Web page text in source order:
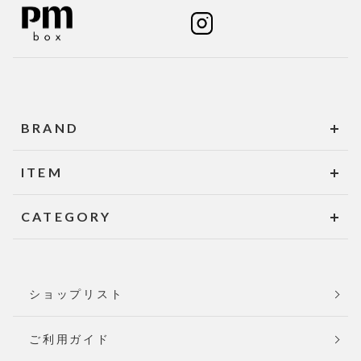
BRAND
ITEM
CATEGORY
ショップリスト
ご利用ガイド